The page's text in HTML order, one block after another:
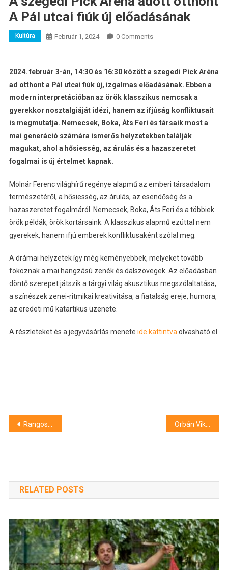
A Pál utcai fiúk új előadásának
Kultúra Február 1, 2024 0 Comments
2024. február 3-án, 14:30 és 16:30 között a szegedi Pick Aréna
ad otthonta Pál utcai fiúk új, izgalmas előadásának. Ebben a
modern interpretációban az örök klasszikus nemcsak a
gyerekkor nosztalgiáját idézi, hanem az ifjúság konfliktusait
is megmutatja. Nemecsek, Boka, Áts Feri és társaik most a
mai generáció számára ismerős helyzetekben találják
magukat, ahol a hősiesség, az árulás és a hazaszeretet
fogalmai is új értelmet kapnak.
Molnár Ferenc világhírű regénye alapmű az emberi társadalom
természetéről, a hősiesség, az árulás, az esendőség és a
hazaszeretet fogalmáról. Nemecsek, Boka, Áts Feri és a többiek
örök példák, örök kortársaink. A klasszikus alapmű ezúttal nem
gyerekek, hanem ifjú emberek konfliktusaként szólal meg.
A drámai helyzetek így még keményebbek, melyeket tovább
fokoznak a mai hangzású zenék és dalszövegek. Az előadásban
döntő szerepet játszik a tárgyi világ akusztikus megszólaltatása,
a színészek zenei-ritmikai kreativitása, a fiatalság ereje, humora,
az eredeti mű katartikus üzenete.
A részleteket és a jegyvásárlás menete ide kattintva olvasható el.
Bejegyzés
Rangos amerikai szaklap vezetését nyerte el dr. Kemény Lajos professzor – a Mayo Klnika után az SZTE bőrklinikáján készül a lap
RELATED POSTS